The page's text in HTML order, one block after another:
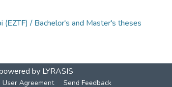
(EZTF) / Bachelor's and Master's theses
by LYRASIS
User Agreement Send Feedback